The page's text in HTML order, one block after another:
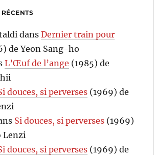
dansDernier train pour
de Yeon Sang-ho
L’Œuf de l’ange (1985) de
douces, si perverses (1969) de
Si douces, si perverses (1969)
Lenzi
douces, si perverses (1969) de